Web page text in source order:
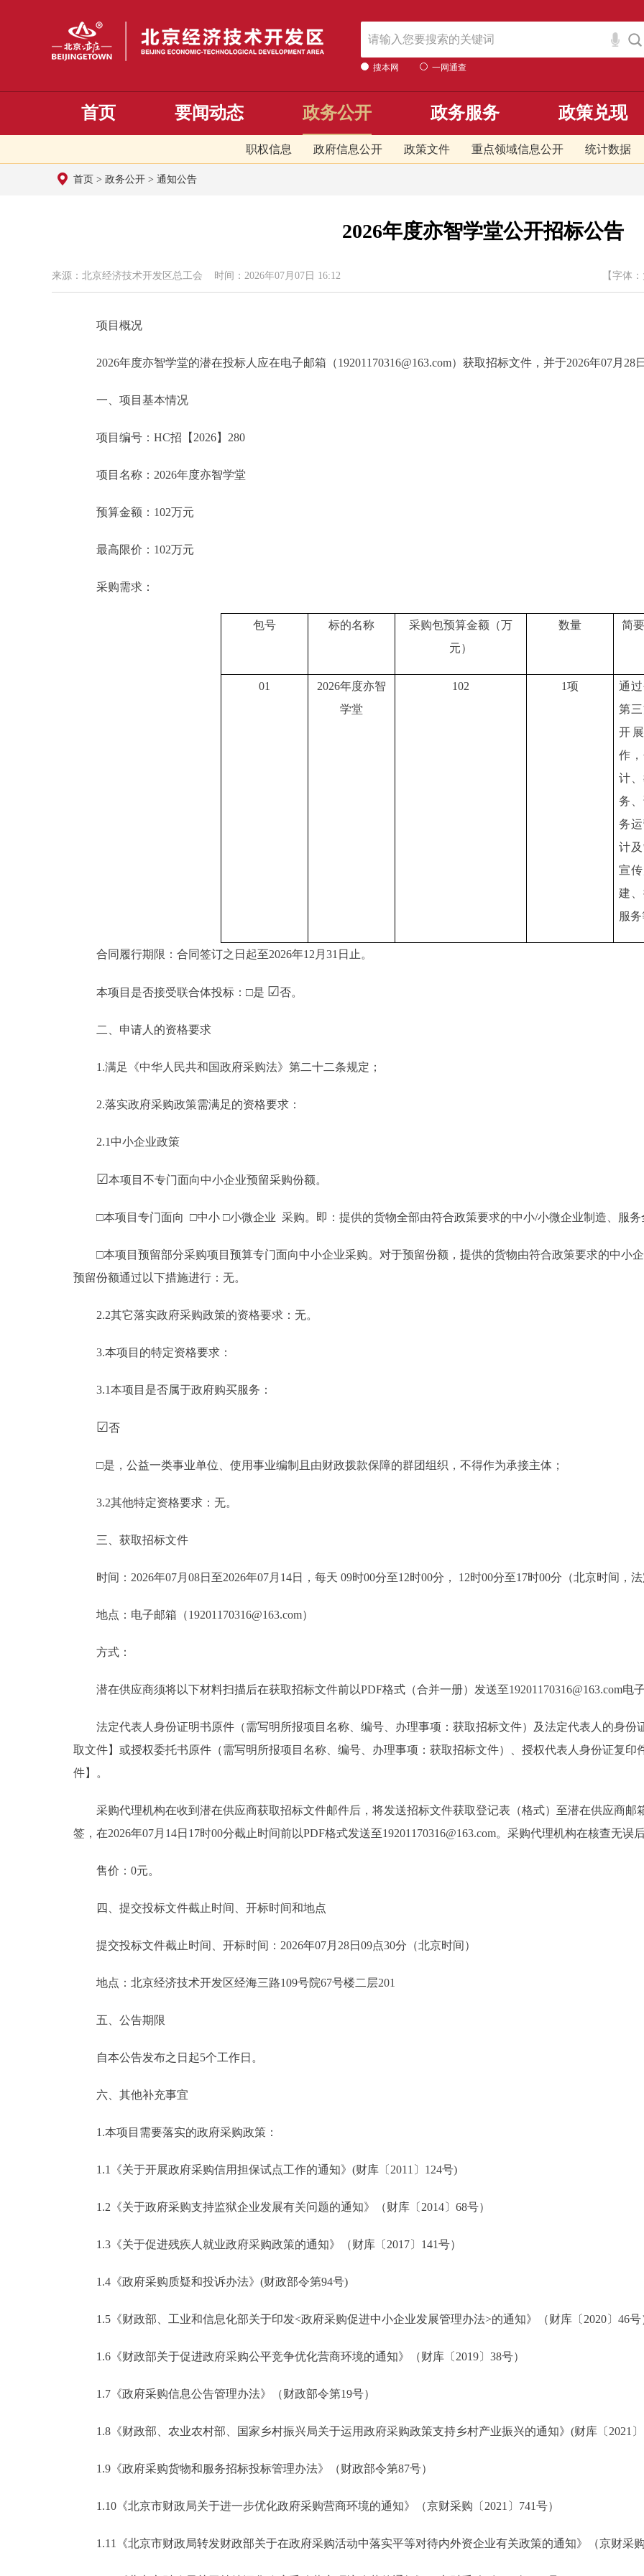
搜本网 一网通查
首页 要闻动态 政务公开
职权信息 政府信息公开 政策文件 重点领域信息公开 统计数据
政务服务 政策兑现
首页 > 政务公开 > 通知公告
2026年度亦智学堂公开招标公告
来源：北京经济技术开发区总工会 时间：2026年07月07日 16:12 【字体：
项目概况
2026年度亦智学堂的潜在投标人应在电子邮箱（19201170316@163.com）获取招标文件，并于2026年07月28
一、项目基本情况
项目编号：HC招【2026】280
项目名称：2026年度亦智学堂
预算金额：102万元
最高限价：102万元
采购需求：
包号 标的名称
采购包预算金额（万
元）
数量
简
01
2026年度亦智
学堂
102 1项
通
第
开
作
计
务
务
计
宣
建
服务
合同履行期限：合同签订之日起至2026年12月31日止。
本项目是否接受联合体投标：□是 ☑否。
二、申请人的资格要求
1.满足《中华人民共和国政府采购法》第二十二条规定；
2.落实政府采购政策需满足的资格要求：
2.1中小企业政策
☑本项目不专门面向中小企业预留采购份额。
□本项目专门面向 □中小 □小微企业 采购。即：提供的货物全部由符合政策要求的中小/小微企业制造、服务
□本项目预留部分采购项目预算专门面向中小企业采购。对于预留份额，提供的货物由符合政策要求的中小企
预留份额通过以下措施进行：无。
2.2其它落实政府采购政策的资格要求：无。
3.本项目的特定资格要求：
3.1本项目是否属于政府购买服务：
☑否
□是，公益一类事业单位、使用事业编制且由财政拨款保障的群团组织，不得作为承接主体；
3.2其他特定资格要求：无。
三、获取招标文件
时间：2026年07月08日至2026年07月14日，每天 09时00分至12时00分， 12时00分至17时00分（北京时间，法
地点：电子邮箱（19201170316@163.com）
方式：
潜在供应商须将以下材料扫描后在获取招标文件前以PDF格式（合并一册）发送至19201170316@163.com电
法定代表人身份证明书原件（需写明所报项目名称、编号、办理事项：获取招标文件）及法定代表人的身份
取文件】或授权委托书原件（需写明所报项目名称、编号、办理事项：获取招标文件）、授权代表人身份证复
件】。
采购代理机构在收到潜在供应商获取招标文件邮件后，将发送招标文件获取登记表（格式）至潜在供应商邮
签，在2026年07月14日17时00分截止时间前以PDF格式发送至19201170316@163.com。采购代理机构在核查无误
售价：0元。
四、提交投标文件截止时间、开标时间和地点
提交投标文件截止时间、开标时间：2026年07月28日09点30分（北京时间）
地点：北京经济技术开发区经海三路109号院67号楼二层201
五、公告期限
自本公告发布之日起5个工作日。
六、其他补充事宜
1.本项目需要落实的政府采购政策：
1.1《关于开展政府采购信用担保试点工作的通知》(财库〔2011〕124号)
1.2《关于政府采购支持监狱企业发展有关问题的通知》（财库〔2014〕68号）
1.3《关于促进残疾人就业政府采购政策的通知》（财库〔2017〕141号）
1.4《政府采购质疑和投诉办法》(财政部令第94号)
1.5《财政部、工业和信息化部关于印发<政府采购促进中小企业发展管理办法>的通知》（财库〔2020〕46号
1.6《财政部关于促进政府采购公平竞争优化营商环境的通知》（财库〔2019〕38号）
1.7《政府采购信息公告管理办法》（财政部令第19号）
1.8《财政部、农业农村部、国家乡村振兴局关于运用政府采购政策支持乡村产业振兴的通知》(财库〔2021〕
1.9《政府采购货物和服务招标投标管理办法》（财政部令第87号）
1.10《北京市财政局关于进一步优化政府采购营商环境的通知》（京财采购〔2021〕741号）
1.11《北京市财政局转发财政部关于在政府采购活动中落实平等对待内外资企业有关政策的通知》（京财采购